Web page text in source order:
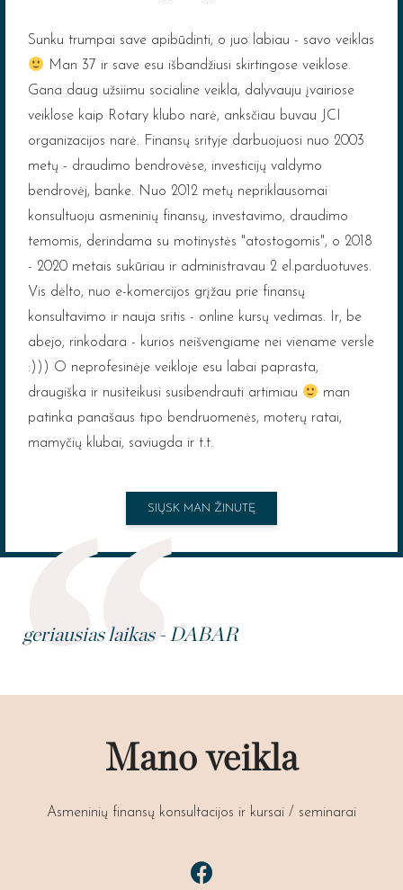
Sunku trumpai save apibūdinti, o juo labiau - savo veiklas
Man 37 ir save esu išbandžiusi skirtingose veiklose.
Gana daug užsiimu socialine veikla, dalyvauju įvairiose
veiklose kaip Rotary klubo narė, anksčiau buvau JCI
organizacijos narė. Finansų srityje darbuojuosi nuo 2003
metų - draudimo bendrovėse, investicijų valdymo
bendrovėj, banke. Nuo 2012 metų nepriklausomai
konsultuoju asmeninių finansų, investavimo, draudimo
temomis, derindama su motinystės "atostogomis", o 2018
- 2020 metais sukūriau ir administravau 2 el.parduotuves.
Vis dėlto, nuo e-komercijos grįžau prie finansų
konsultavimo ir nauja sritis - online kursų vedimas. Ir, be
abejo, rinkodara - kurios neišvengiame nei viename versle
:))) O neprofesinėje veikloje esu labai paprasta,
draugiška ir nusiteikusi susibendrauti artimiau
man
patinka panašaus tipo bendruomenės, moterų ratai,
mamyčių klubai, saviugda ir t.t.
SIŲSK MAN ŽINUTĘ
geriausias laikas - DABAR
Mano veikla
Asmeninių finansų konsultacijos ir kursai / seminarai